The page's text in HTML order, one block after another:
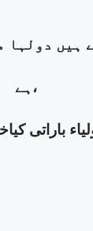
ہیں دولہا
ہے،